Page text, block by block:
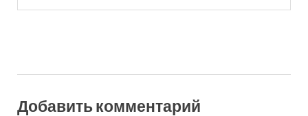
Добавить комментарий